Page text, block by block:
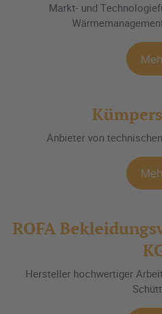
Markt- und
Anbieter von
ROFA
Hersteller hochwertiger